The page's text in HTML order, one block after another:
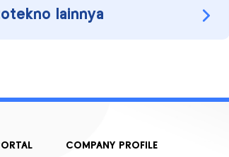
lainnya
COMPANY PROFILE